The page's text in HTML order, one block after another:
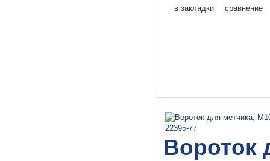
в закладки сравнение
Вороток